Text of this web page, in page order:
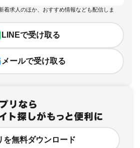
着求人のほか、おすすめ情報なども配信しま
LINEで受け取る
メールで受け取る
を無料ダウンロード